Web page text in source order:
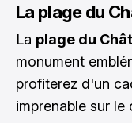
La plage du
La plage du
monument
profiterez d'un
imprenable sur